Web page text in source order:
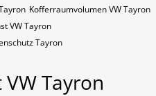
Kofferraumvolumen VW Tayron
VW Tayron
Tayron
Tayron